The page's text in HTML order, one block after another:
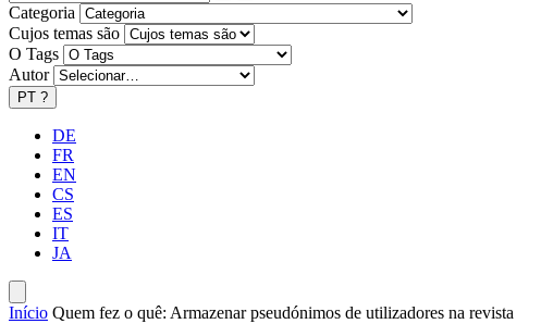
Categoria
Cujos temas são
O Tags
Autor
PT ?
DE
FR
EN
CS
ES
IT
JA
Início Quem fez o quê: Armazenar pseudónimos de utilizadores na revista